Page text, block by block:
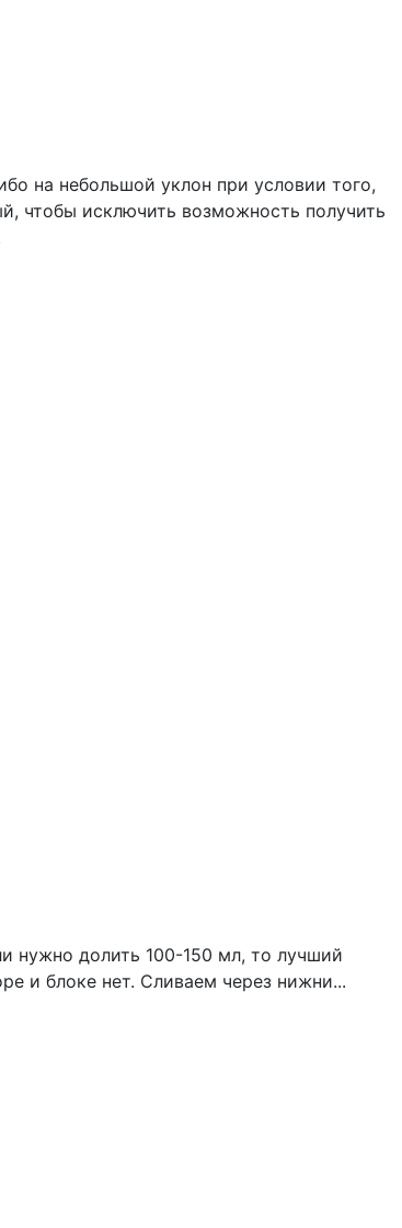
на небольшой уклон при условии того,
чтобы исключить возможность получить
нужно долить 100-150 мл, то лучший
и блоке нет. Сливаем через нижни...